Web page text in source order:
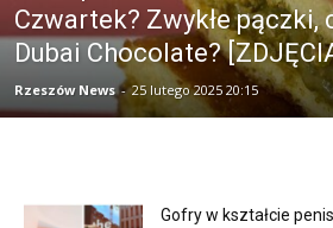
Czwartek? Zwykłe pączki,
Dubai Chocolate?
Rzeszów News - 25 lutego 2025 20:15
Gofry w kształcie